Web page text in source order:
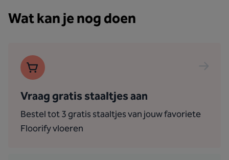
Wat kan je nog doen
Vraag gratis staaltjes aan
Bestel tot 3 gratis staaltjes van jouw favoriete
Floorify vloeren